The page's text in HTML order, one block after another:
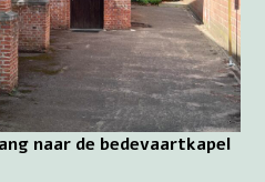
naar de bedevaartkapel